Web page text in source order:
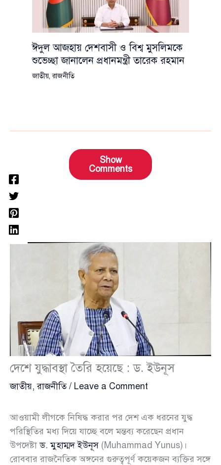
ঈদুল আজহায় দেশবাসী ও বিশ্ব মুসলিমকে
শুভেচ্ছা জানালেন প্রধানমন্ত্রী তারেক রহমান
জাতীয়,রাজনীতি
Show
Comments
দেশে যুদ্ধাবস্থা তৈরি হয়েছে : ড. ইউনূস
জাতীয়,রাজনীতি/ Leave a Comment
আওয়ামী লীগকে নিষিদ্ধ করার পর দেশ এক ধরনের যুদ্ধ
পরিস্থিতির মধ্য দিয়ে যাচ্ছে বলে মন্তব্য করেছেন প্রধান
উপদেষ্টাড. মুহাম্মদ ইউনূস(Muhammad Yunus)।
রোববার রাজনৈতিক অঙ্গনের গুরুত্বপূর্ণ কয়েকজন ব্যক্তির সঙ্গে